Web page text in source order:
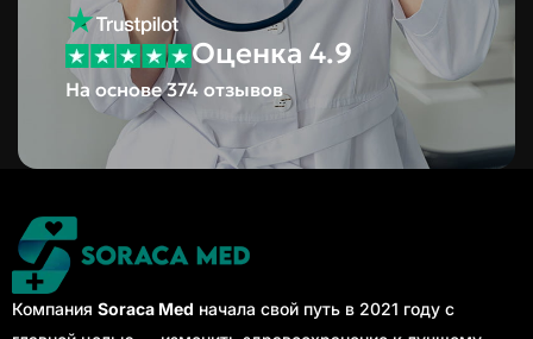
Оценка 4.9
На основе 374 отзывов
Компания Soraca Med начала свой путь в 2021 году с